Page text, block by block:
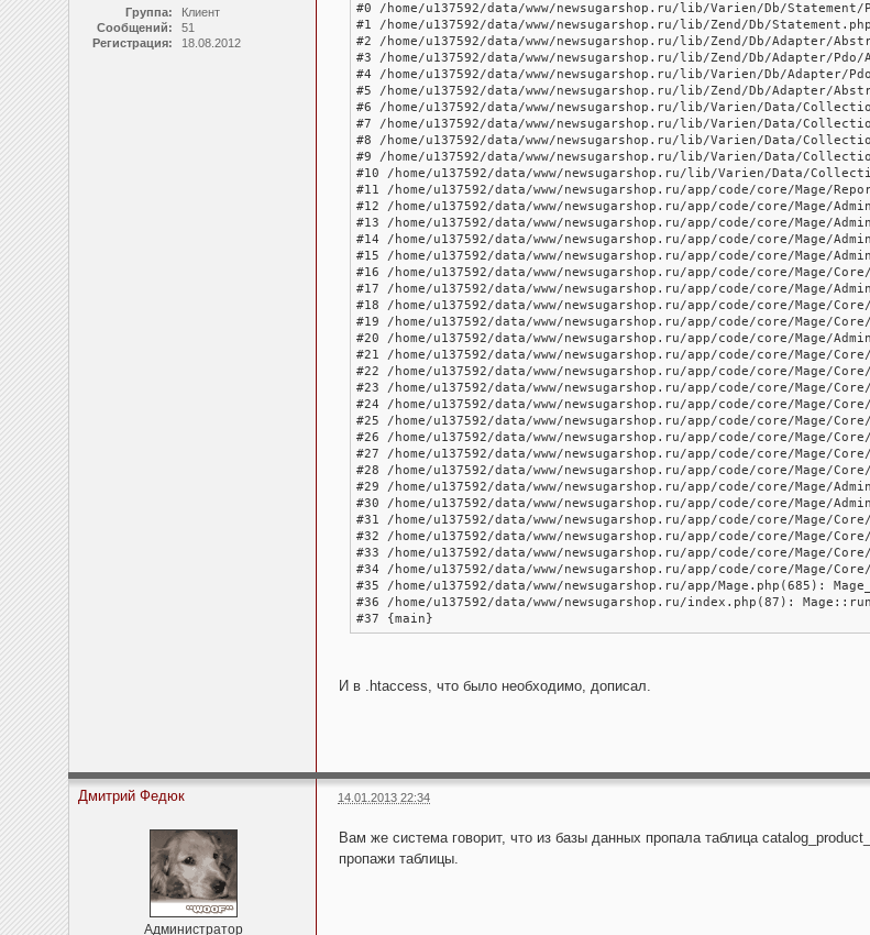
Группа:
Клиент
Сообщений:
51
Регистрация:
18.08.2012
#0 /home/u137592/data/www/newsugarshop.ru/lib/Varien/Db/Statement/
#1 /home/u137592/data/www/newsugarshop.ru/lib/Zend/Db/
#2 /home/u137592/data/www/newsugarshop.ru/lib/Zend/Db/Adapter/
#3 /home/u137592/data/www/newsugarshop.ru/lib/Zend/Db/Adapter/
#4 /home/u137592/data/www/newsugarshop.ru/lib/Varien/Db/Adapter/
#5 /home/u137592/data/www/newsugarshop.ru/lib/Zend/Db/Adapter/
#6 /home/u137592/data/www/newsugarshop.ru/lib/Varien/Data/
#7 /home/u137592/data/www/newsugarshop.ru/lib/Varien/Data/
#8 /home/u137592/data/www/newsugarshop.ru/lib/Varien/Data/
#9 /home/u137592/data/www/newsugarshop.ru/lib/Varien/Data/
#10 /home/u137592/data/www/newsugarshop.ru/lib/Varien/Data/
#11 /home/u137592/data/www/newsugarshop.ru/app/code/core/
#12 /home/u137592/data/www/newsugarshop.ru/app/code/core/Mage/
#13 /home/u137592/data/www/newsugarshop.ru/app/code/core/Mage/
#14 /home/u137592/data/www/newsugarshop.ru/app/code/core/Mage/
#15 /home/u137592/data/www/newsugarshop.ru/app/code/core/Mage/
#16 /home/u137592/data/www/newsugarshop.ru/app/code/core/Mage/
#17 /home/u137592/data/www/newsugarshop.ru/app/code/core/Mage/
#18 /home/u137592/data/www/newsugarshop.ru/app/code/core/Mage/
#19 /home/u137592/data/www/newsugarshop.ru/app/code/core/Mage/
#20 /home/u137592/data/www/newsugarshop.ru/app/code/core/Mage/
#21 /home/u137592/data/www/newsugarshop.ru/app/code/core/Mage/
#22 /home/u137592/data/www/newsugarshop.ru/app/code/core/Mage/
#23 /home/u137592/data/www/newsugarshop.ru/app/code/core/Mage/
#24 /home/u137592/data/www/newsugarshop.ru/app/code/core/Mage/
#25 /home/u137592/data/www/newsugarshop.ru/app/code/core/Mage/
#26 /home/u137592/data/www/newsugarshop.ru/app/code/core/Mage/
#27 /home/u137592/data/www/newsugarshop.ru/app/code/core/Mage/
#28 /home/u137592/data/www/newsugarshop.ru/app/code/core/Mage/
#29 /home/u137592/data/www/newsugarshop.ru/app/code/core/Mage/
#30 /home/u137592/data/www/newsugarshop.ru/app/code/core/Mage/
#31 /home/u137592/data/www/newsugarshop.ru/app/code/core/Mage/
#32 /home/u137592/data/www/newsugarshop.ru/app/code/core/
#33 /home/u137592/data/www/newsugarshop.ru/app/code/core/Mage/
#34 /home/u137592/data/www/newsugarshop.ru/app/code/core/Mage/
#35 /home/u137592/data/www/newsugarshop.ru/app/Mage.php(685):
#36 /home/u137592/data/www/newsugarshop.ru/index.php(87):
#37 {main}
И в .htaccess, что было необходимо, дописал.
Дмитрий Федюк
Администратор
14.01.2013 22:34
Вам же система говорит, что из базы данных пропала таблица
пропажи таблицы.